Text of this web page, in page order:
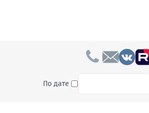
По дате To search this